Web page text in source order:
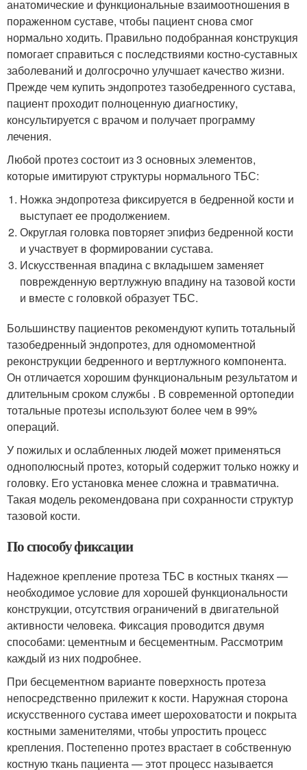
анатомические и функциональные взаимоотношения в
пораженном суставе, чтобы пациент снова смог
нормально ходить. Правильно подобранная конструкция
помогает справиться с последствиями костно-суставных
заболеваний и долгосрочно улучшает качество жизни.
Прежде чем купить эндопротез тазобедренного сустава,
пациент проходит полноценную диагностику,
консультируется с врачом и получает программу
лечения.
Любой протез состоит из 3 основных элементов,
которые имитируют структуры нормального ТБС:
Ножка эндопротеза фиксируется в бедренной кости и
выступает ее продолжением.
Округлая головка повторяет эпифиз бедренной кости
и участвует в формировании сустава.
Искусственная впадина с вкладышем заменяет
поврежденную вертлужную впадину на тазовой кости
и вместе с головкой образует ТБС.
Большинству пациентов рекомендуют купить тотальный
тазобедренный эндопротез, для одномоментной
реконструкции бедренного и вертлужного компонента.
Он отличается хорошим функциональным результатом и
длительным сроком службы . В современной ортопедии
тотальные протезы используют более чем в 99%
операций.
У пожилых и ослабленных людей может применяться
однополюсный протез, который содержит только ножку и
головку. Его установка менее сложна и травматична.
Такая модель рекомендована при сохранности структур
тазовой кости.
По способу фиксации
Надежное крепление протеза ТБС в костных тканях —
необходимое условие для хорошей функциональности
конструкции, отсутствия ограничений в двигательной
активности человека. Фиксация проводится двумя
способами: цементным и бесцементным. Рассмотрим
каждый из них подробнее.
При бесцементном варианте поверхность протеза
непосредственно прилежит к кости. Наружная сторона
искусственного сустава имеет шероховатости и покрыта
костными заменителями, чтобы упростить процесс
крепления. Постепенно протез врастает в собственную
костную ткань пациента — этот процесс называется